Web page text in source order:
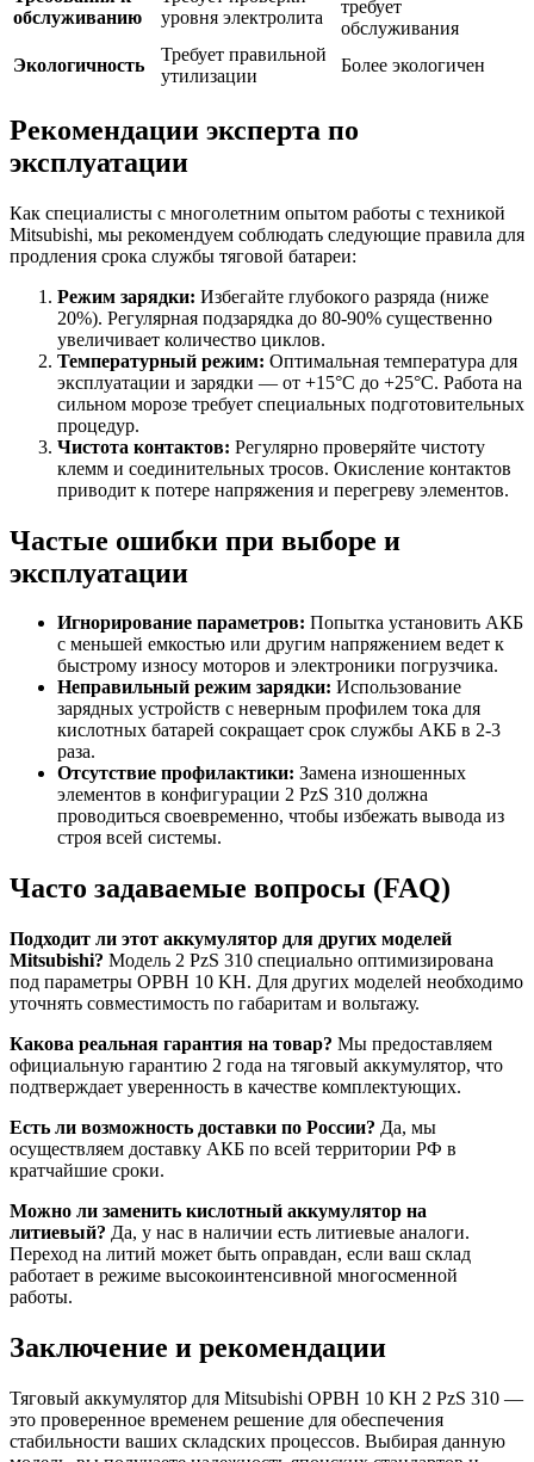
обслуживанию
уровня электролита
требует
обслуживания
Экологичность
Требует правильной
утилизации
Более экологичен
Рекомендации эксперта по
эксплуатации
Как специалисты с многолетним опытом работы с техникой
Mitsubishi, мы рекомендуем соблюдать следующие правила для
продления срока службы тяговой батареи:
Режим зарядки: Избегайте глубокого разряда (ниже
20%). Регулярная подзарядка до 80-90% существенно
увеличивает количество циклов.
Температурный режим: Оптимальная температура для
эксплуатации и зарядки — от +15°C до +25°C. Работа на
сильном морозе требует специальных подготовительных
процедур.
Чистота контактов: Регулярно проверяйте чистоту
клемм и соединительных тросов. Окисление контактов
приводит к потере напряжения и перегреву элементов.
Частые ошибки при выборе и
эксплуатации
Игнорирование параметров: Попытка установить АКБ
с меньшей емкостью или другим напряжением ведет к
быстрому износу моторов и электроники погрузчика.
Неправильный режим зарядки: Использование
зарядных устройств с неверным профилем тока для
кислотных батарей сокращает срок службы АКБ в 2-3
раза.
Отсутствие профилактики: Замена изношенных
элементов в конфигурации 2 PzS 310 должна
проводиться своевременно, чтобы избежать вывода из
строя всей системы.
Часто задаваемые вопросы (FAQ)
Подходит ли этот аккумулятор для других моделей
Mitsubishi? Модель 2 PzS 310 специально оптимизирована
под параметры OPBH 10 KH. Для других моделей необходимо
уточнять совместимость по габаритам и вольтажу.
Какова реальная гарантия на товар? Мы предоставляем
официальную гарантию 2 года на тяговый аккумулятор, что
подтверждает уверенность в качестве комплектующих.
Есть ли возможность доставки по России? Да, мы
осуществляем доставку АКБ по всей территории РФ в
кратчайшие сроки.
Можно ли заменить кислотный аккумулятор на
литиевый? Да, у нас в наличии есть литиевые аналоги.
Переход на литий может быть оправдан, если ваш склад
работает в режиме высокоинтенсивной многосменной
работы.
Заключение и рекомендации
Тяговый аккумулятор для Mitsubishi OPBH 10 KH 2 PzS 310 —
это проверенное временем решение для обеспечения
стабильности ваших складских процессов. Выбирая данную